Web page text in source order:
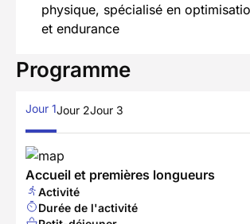
physique, spécialisé en
et endurance
Programme
Jour 1Jour 2Jour 3
Accueil et premières longueurs
Activité
Durée de l'activité